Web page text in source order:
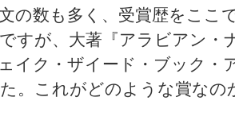
の数も多く、受賞歴をここ
すが、大著『アラビアン・
イク・ザイード・ブック・
。これがどのような賞な